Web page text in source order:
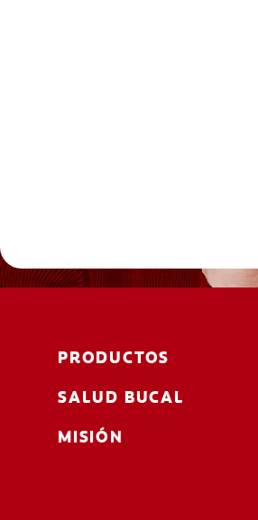
PRODUCTOS
SALUD BUCAL
MISIÓN